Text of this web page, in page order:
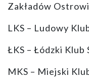
Zakładów
LKS – Ludowy
ŁKS – Łódzki Klub
MKS – Miejski